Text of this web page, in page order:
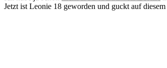
Jetzt ist Leonie 18 geworden und guckt auf